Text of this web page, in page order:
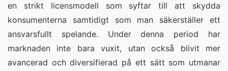
en strikt licensmodell som syftar till att skydda
konsumenterna samtidigt som man säkerställer ett
ansvarsfullt spelande. Under denna period har
marknaden inte bara vuxit, utan också blivit mer
avancerad och diversifierad på ett sätt som utmanar